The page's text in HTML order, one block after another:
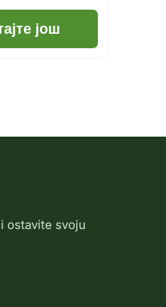
још
ostavite svoju